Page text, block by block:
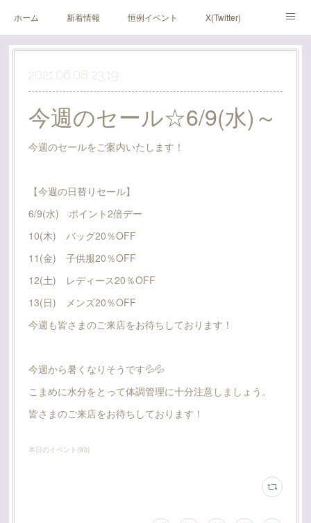
ホーム 新着情報 恒例イベント X(Twitter)
アメブロ Instagram
2021.06.08 23:19
今週のセール☆6/9(水)～
今週のセールをご案内いたします！
【今週の日替りセール】
6/9(水) ポイント2倍デー
10(木) バッグ20％OFF
11(金) 子供服20％OFF
12(土) レディース20％OFF
13(日) メンズ20％OFF
今週も皆さまのご来店をお待ちしております！
今週から暑くなりそうです💦💦
こまめに水分をとって体調管理に十分注意しましょう。
皆さまのご来店をお待ちしております！
本日のイベント (93)